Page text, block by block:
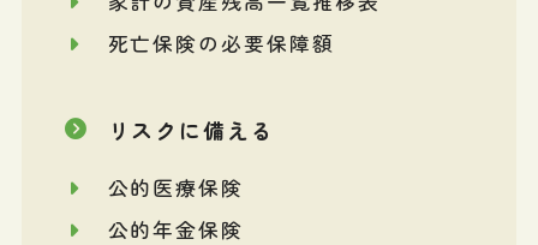
死亡保険の必要保障額
リスクに備える
公的医療保険
公的年金保険